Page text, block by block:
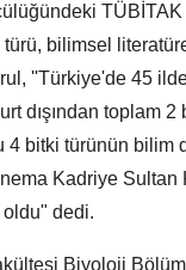
bilimsel
''Türkiye'de 45
dışından toplam 2
bitki türünün bilim
Kadriye
oldu" dedi.
Biyoloji